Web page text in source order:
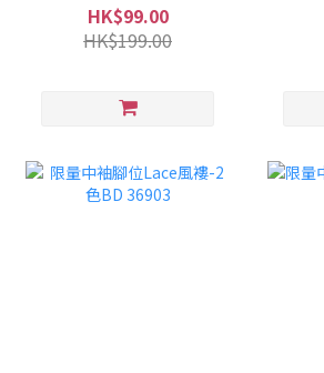
HK$99.00
HK$199.00